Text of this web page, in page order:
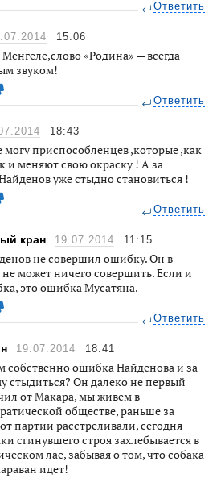
Ответить
15:06
«Родина» — всегда
звуком!
Ответить
18:43
могу приспособленцев ,которые ,как
и меняют свою окраску ! А за
уже стыдно становиться !
Ответить
кран 19.07.2014 11:15
не совершил ошибку. Он в
может ничего совершить. Если и
это ошибка Мусатяна.
Ответить
19.07.2014 18:41
собственно ошибка Найденова и за
стыдиться? Он далеко не первый
от Макара, мы живем в
обществе, раньше за
партии расстреливали, сегодня
сгинувшего строя захлебывается в
лае, забывая о том, что собака
идет!